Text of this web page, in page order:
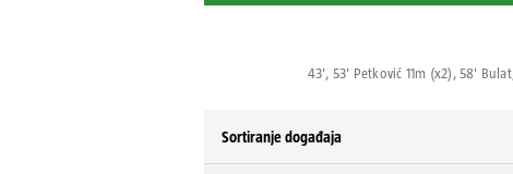
43', 53' Petković 11m (x2), 58'
Sortiranje događaja